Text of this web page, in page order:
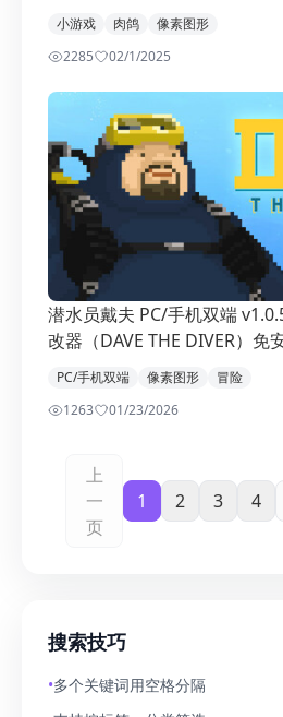
小游戏 肉鸽
像素图形
2285
02/1/2025
潜水员戴夫 PC/手机双端
改器（DAVE THE DIVER）免
PC/手机双端 像素图形
冒险
1263
01/23/2026
上
一
页
1 2 3 4
搜索技巧
•多个关键词用空格分隔